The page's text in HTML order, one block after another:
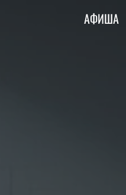
АФИША